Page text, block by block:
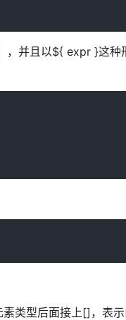
，并且以${ expr }这种
类型后面接上[]，表